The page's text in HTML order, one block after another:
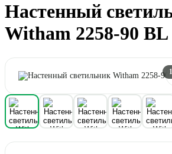
Настенный
Witham 2258-90 BL
1